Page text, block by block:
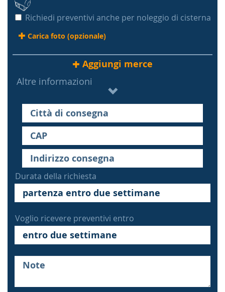
Richiedi preventivi anche per noleggio di cisterna
Carica foto (opzionale)
Aggiungi merce
Altre informazioni
Durata della richiesta
Voglio ricevere preventivi entro